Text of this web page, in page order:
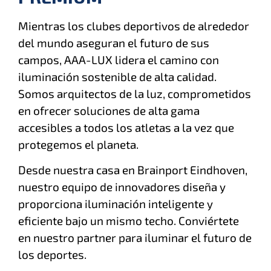
Mientras los clubes deportivos de alrededor
del mundo aseguran el futuro de sus
campos, AAA-LUX lidera el camino con
iluminación sostenible de alta calidad.
Somos arquitectos de la luz, comprometidos
en ofrecer soluciones de alta gama
accesibles a todos los atletas a la vez que
protegemos el planeta.
Desde nuestra casa en Brainport Eindhoven,
nuestro equipo de innovadores diseña y
proporciona iluminación inteligente y
eficiente bajo un mismo techo. Conviértete
en nuestro partner para iluminar el futuro de
los deportes.